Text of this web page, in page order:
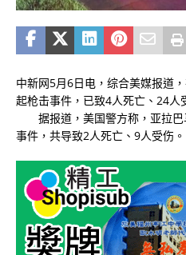
中新网5月6日电，综合美媒报道
起枪击事件，已致4人死亡、24人
据报道，美国警方称，亚拉巴
事件，共导致2人死亡、9人受伤。